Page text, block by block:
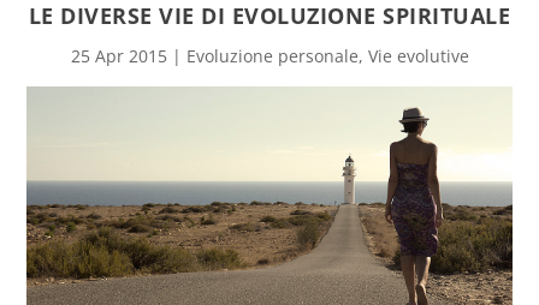
LE DIVERSE VIE DI EVOLUZIONE SPIRITUALE
25 Apr 2015| Evoluzione personale, Vie evolutive